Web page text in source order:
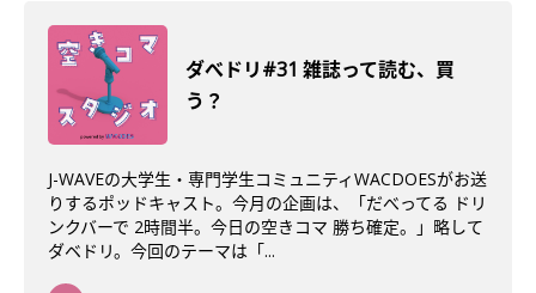
ダべドリ#31 雑誌って読む、買
う？
J-WAVEの大学生・専門学生コミュニティWACDOESがお送
りするポッドキャスト。今月の企画は、「だべってる ドリ
ンクバーで 2時間半。今日の空きコマ 勝ち確定。」略して
ダベドリ。今回のテーマは「...